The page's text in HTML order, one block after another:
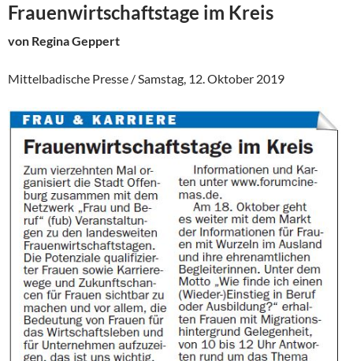
Frauenwirtschaftstage im Kreis
von Regina Geppert
Mittelbadische Presse / Samstag, 12. Oktober 2019